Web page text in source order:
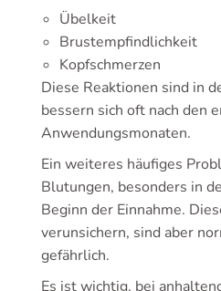
Übelkeit
Brustempfindlichkeit
Kopfschmerzen
Diese Reaktionen sind in
bessern sich oft nach den
Anwendungsmonaten.
Ein weiteres häufiges
Blutungen, besonders in
Beginn der Einnahme.
verunsichern, sind aber
gefährlich.
Es ist wichtig, bei